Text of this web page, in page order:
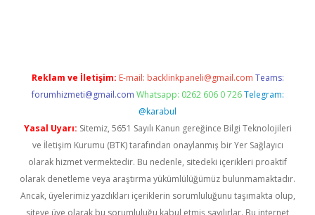
Reklam ve İletişim: E-mail: backlinkpaneli@gmail.com Teams:
forumhizmeti@gmail.com Whatsapp: 0262 606 0 726 Telegram:
@karabul
Yasal Uyarı: Sitemiz, 5651 Sayılı Kanun gereğince Bilgi Teknolojileri
ve İletişim Kurumu (BTK) tarafından onaylanmış bir Yer Sağlayıcı
olarak hizmet vermektedir. Bu nedenle, sitedeki içerikleri proaktif
olarak denetleme veya araştırma yükümlülüğümüz bulunmamaktadır.
Ancak, üyelerimiz yazdıkları içeriklerin sorumluluğunu taşımakta olup,
siteye üye olarak bu sorumluluğu kabul etmiş sayılırlar. Bu internet